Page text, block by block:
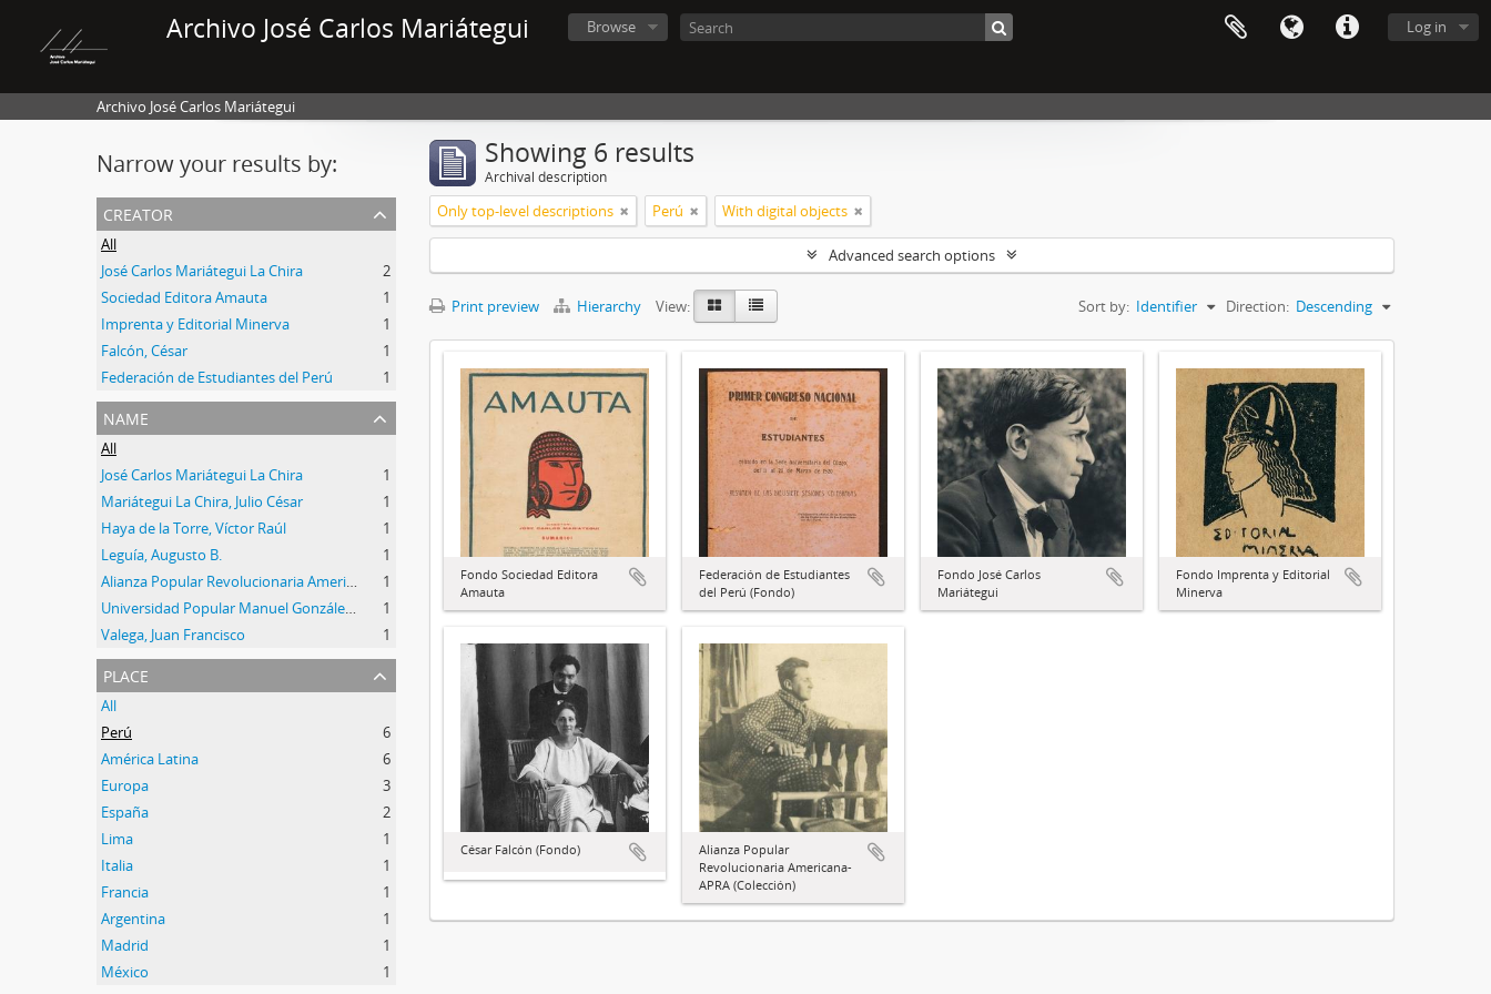
Archivo José Carlos Mariátegui Log in
Browse
Archivo José Carlos Mariátegui
Narrow your results by:
creator
All
José Carlos Mariátegui La Chira
2
Sociedad Editora Amauta
1
Imprenta y Editorial Minerva
1
Falcón, César
1
Federación de Estudiantes del Perú
1
name
All
José Carlos Mariátegui La Chira
1
Mariátegui La Chira, Julio César
1
Haya de la Torre, Víctor Raúl
1
Leguía, Augusto B.
1
Alianza Popular Revolucionaria Americana (APRA)
1
Universidad Popular Manuel González Prada
1
Valega, Juan Francisco
1
place
All
Perú
6
América Latina
6
Europa
3
España
2
Lima
1
Italia
1
Francia
1
Argentina
1
Madrid
1
México
1
Showing 6 results
Archival description
Only top-level descriptions Perú With digital objects
Advanced search options
Print preview Hierarchy View: Sort by: Identifier Direction: Descending
Fondo Sociedad Editora
Amauta
Federación de Estudiantes
del Perú (Fondo)
Fondo José Carlos
Mariátegui
Fondo Imprenta y Editorial
Minerva
César Falcón (Fondo)
Alianza Popular
Revolucionaria Americana-
APRA (Colección)